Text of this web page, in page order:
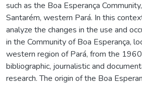
such as the Boa Esperança
Santarém, western Pará. In this
analyze the changes in the use and
in the Community of Boa Esperança,
western region of Pará, from the
bibliographic, journalistic and
research. The origin of the Boa